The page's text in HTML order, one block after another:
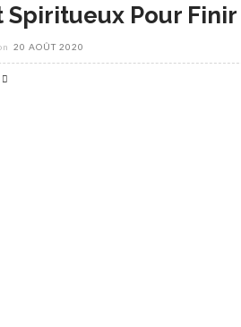
Spiritueux Pour Finir
20 AOÛT 2020